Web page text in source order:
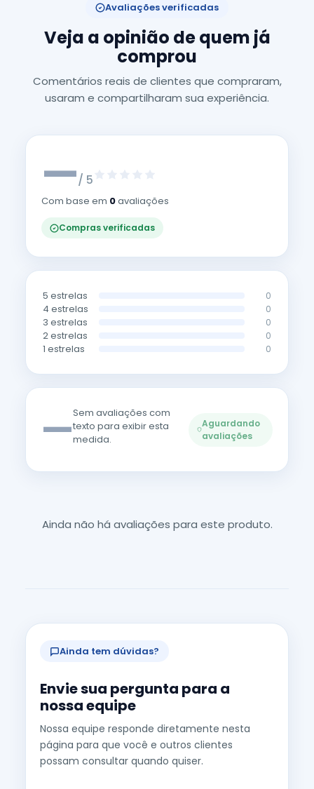
Avaliações verificadas
Veja a opinião de quem já
comprou
Comentários reais de clientes que compraram,
usaram e compartilharam sua experiência.
—/ 5
Com base em 0avaliações
Compras verificadas
5 estrelas 0
4 estrelas 0
3 estrelas 0
2 estrelas 0
1 estrelas 0
—Sem avaliações com
texto para exibir esta
medida.
Aguardando
avaliações
Ainda não há avaliações para este produto.
Ainda tem dúvidas?
Envie sua pergunta para a
nossa equipe
Nossa equipe responde diretamente nesta
página para que você e outros clientes
possam consultar quando quiser.